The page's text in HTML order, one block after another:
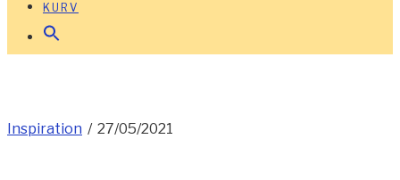
KURV
Inspiration / 27/05/2021